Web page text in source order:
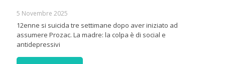
5 Novembre 2025
12enne si suicida tre settimane dopo aver iniziato ad
assumere Prozac. La madre: la colpa è di social e
antidepressivi